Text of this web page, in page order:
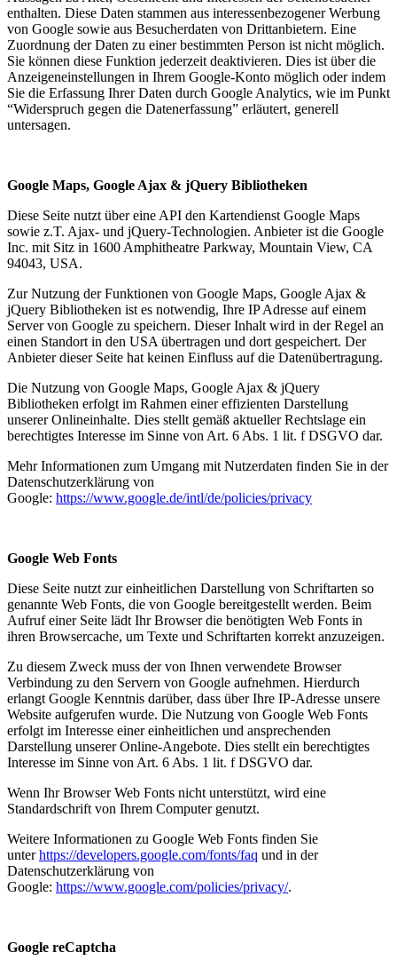
enthalten. Diese Daten stammen aus interessenbezogener Werbung
von Google sowie aus Besucherdaten von Drittanbietern. Eine
Zuordnung der Daten zu einer bestimmten Person ist nicht möglich.
Sie können diese Funktion jederzeit deaktivieren. Dies ist über die
Anzeigeneinstellungen in Ihrem Google-Konto möglich oder indem
Sie die Erfassung Ihrer Daten durch Google Analytics, wie im Punkt
“Widerspruch gegen die Datenerfassung” erläutert, generell
untersagen.
Google Maps, Google Ajax & jQuery Bibliotheken
Diese Seite nutzt über eine API den Kartendienst Google Maps
sowie z.T. Ajax- und jQuery-Technologien. Anbieter ist die Google
Inc. mit Sitz in 1600 Amphitheatre Parkway, Mountain View, CA
94043, USA.
Zur Nutzung der Funktionen von Google Maps, Google Ajax &
jQuery Bibliotheken ist es notwendig, Ihre IP Adresse auf einem
Server von Google zu speichern. Dieser Inhalt wird in der Regel an
einen Standort in den USA übertragen und dort gespeichert. Der
Anbieter dieser Seite hat keinen Einfluss auf die Datenübertragung.
Die Nutzung von Google Maps, Google Ajax & jQuery
Bibliotheken erfolgt im Rahmen einer effizienten Darstellung
unserer Onlineinhalte. Dies stellt gemäß aktueller Rechtslage ein
berechtigtes Interesse im Sinne von Art. 6 Abs. 1 lit. f DSGVO dar.
Mehr Informationen zum Umgang mit Nutzerdaten finden Sie in der
Datenschutzerklärung von
Google: https://www.google.de/intl/de/policies/privacy
Google Web Fonts
Diese Seite nutzt zur einheitlichen Darstellung von Schriftarten so
genannte Web Fonts, die von Google bereitgestellt werden. Beim
Aufruf einer Seite lädt Ihr Browser die benötigten Web Fonts in
ihren Browsercache, um Texte und Schriftarten korrekt anzuzeigen.
Zu diesem Zweck muss der von Ihnen verwendete Browser
Verbindung zu den Servern von Google aufnehmen. Hierdurch
erlangt Google Kenntnis darüber, dass über Ihre IP-Adresse unsere
Website aufgerufen wurde. Die Nutzung von Google Web Fonts
erfolgt im Interesse einer einheitlichen und ansprechenden
Darstellung unserer Online-Angebote. Dies stellt ein berechtigtes
Interesse im Sinne von Art. 6 Abs. 1 lit. f DSGVO dar.
Wenn Ihr Browser Web Fonts nicht unterstützt, wird eine
Standardschrift von Ihrem Computer genutzt.
Weitere Informationen zu Google Web Fonts finden Sie
unterhttps://developers.google.com/fonts/faq und in der
Datenschutzerklärung von
Google: https://www.google.com/policies/privacy/.
Google reCaptcha